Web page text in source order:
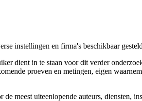
instellingen en firma's beschikbaar
dient in te staan voor dit verder
proeven en metingen, eigen
meest uiteenlopende auteurs, diensten,